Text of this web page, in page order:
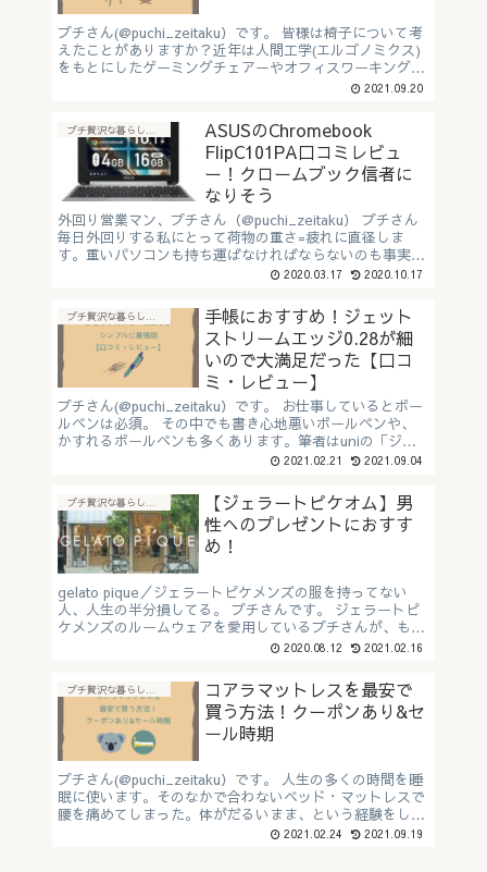
プチさん(@puchi_zeitaku）です。 皆様は椅子について考
えたことがありますか？近年は人間工学(エルゴノミクス)
をもとにしたゲーミングチェアーやオフィスワーキングチ
2021.09.20
ASUSのChromebook
FlipC101PA口コミレビュ
ー！クロームブック信者に
なりそう
外回り営業マン、プチさん（@puchi_zeitaku） プチさん
毎日外回りする私にとって荷物の重さ=疲れに直径しま
す。重いパソコンも持ち運ばなければならないのも事実…
さらに言うと商談の時に固まらないサクサク動作も必
2020.03.17 2020.10.17
手帳におすすめ！ジェット
ストリームエッジ0.28が細
いので大満足だった【口コ
ミ・レビュー】
プチさん(@puchi_zeitaku）です。 お仕事しているとボー
ルペンは必須。 その中でも書き心地悪いボールペンや、
かすれるボールペンも多くあります。筆者はuniの「ジェ
ットストリーム」シリーズを愛用していました。しかし
2021.02.21 2021.09.04
【ジェラートピケオム】男
性へのプレゼントにおすす
め！
gelato pique／ジェラートピケメンズの服を持ってない
人、人生の半分損してる。 プチさんです。 ジェラートピ
ケメンズのルームウェアを愛用しているプチさんが、もら
って嬉しいジェラートピケオムの定番商品の選び方をお伝
2020.08.12 2021.02.16
コアラマットレスを最安で
買う方法！クーポンあり&セ
ール時期
プチさん(@puchi_zeitaku）です。 人生の多くの時間を睡
眠に使います。そのなかで合わないベッド・マットレスで
腰を痛めてしまった。体がだるいまま、という経験をした
ことがある方も多いのではないでしょうか？ 筆者は同棲
2021.02.24 2021.09.19